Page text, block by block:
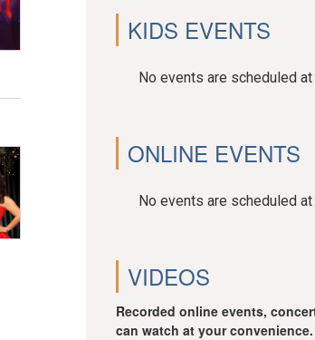
KIDS EVENTS
No events are scheduled
ONLINE EVENTS
No events are scheduled
VIDEOS
Recorded online events,
can watch at your convenience.